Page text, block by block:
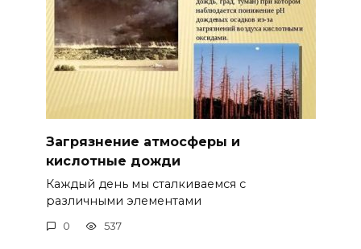
Загрязнение атмосферы и
кислотные дожди
Каждый день мы сталкиваемся с
различными элементами
0 537